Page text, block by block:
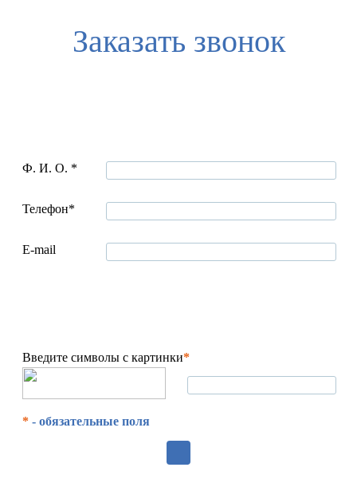
Заказать звонок
Ф. И. О. *
Телефон*
E-mail
Введите символы с картинки*
* - обязательные поля